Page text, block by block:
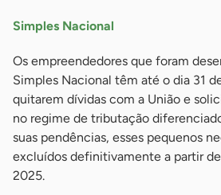
Simples Nacional
Os empreendedores que foram
Simples Nacional têm até o dia 31
quitarem dívidas com a União e
no regime de tributação
suas pendências, esses pequenos
excluídos definitivamente a partir
2025.